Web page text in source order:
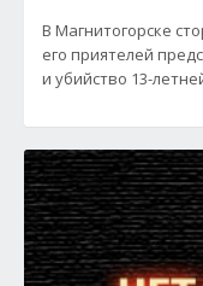
В Магнитогорске
его приятелей
и убийство 13-